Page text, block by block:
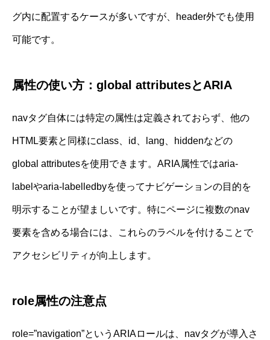
グ内に配置するケースが多いですが、header外でも使用
可能です。
属性の使い方：global attributesとARIA
navタグ自体には特定の属性は定義されておらず、他の
HTML要素と同様にclass、id、lang、hiddenなどの
global attributesを使用できます。ARIA属性ではaria-
labelやaria-labelledbyを使ってナビゲーションの目的を
明示することが望ましいです。特にページに複数のnav
要素を含める場合には、これらのラベルを付けることで
アクセシビリティが向上します。
role属性の注意点
role=”navigation”というARIAロールは、navタグが導入さ